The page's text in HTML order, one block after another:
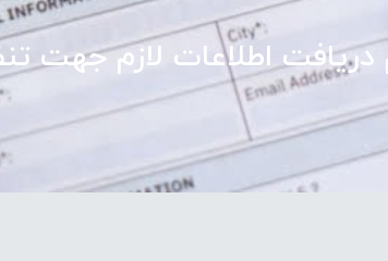
دریافت اطلاعات لازم جهت